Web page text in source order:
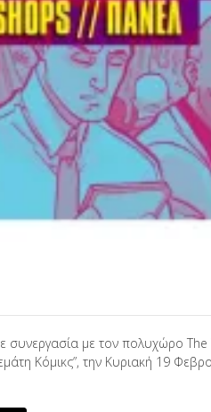
συνεργασία με τον πολυχώρο
Κόμικς”, την Κυριακή 19